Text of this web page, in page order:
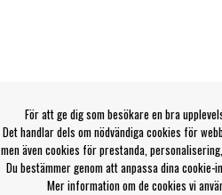
För att ge dig som besökare en bra
Det handlar dels om nödvändiga cookies för
men även cookies för prestanda,
Du bestämmer genom att anpassa dina
Mer information om de cookies vi